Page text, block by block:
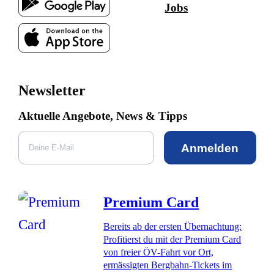
Jobs
Newsletter
Aktuelle Angebote, News & Tipps
Anmelden
Premium Card
Bereits ab der ersten Übernachtung:
Profitierst du mit der Premium Card
von freier ÖV-Fahrt vor Ort,
ermässigten Bergbahn-Tickets im